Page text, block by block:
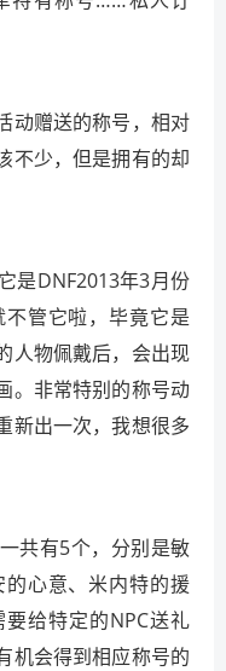
动赠送的称号，相对
不少，但是拥有的却
是DNF2013年3月份
管它啦，毕竟它是
人物佩戴后，会出现
。非常特别的称号动
新出一次，我想很多
共有5个，分别是敏
心意、米内特的援
给特定的NPC送礼
机会得到相应称号的